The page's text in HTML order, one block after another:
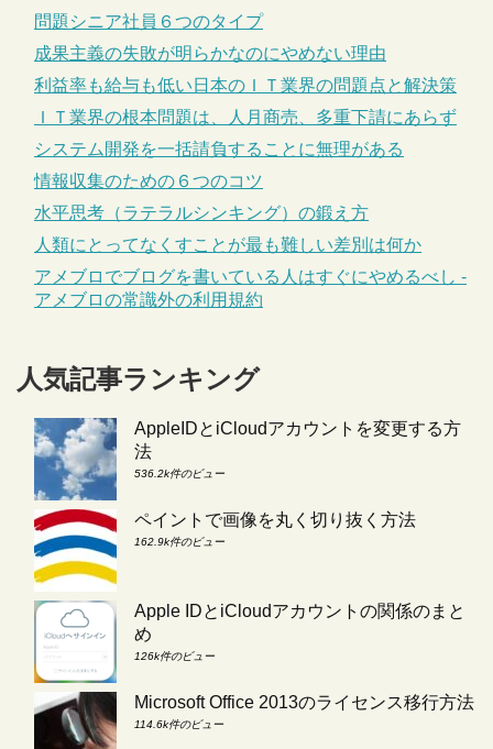
問題シニア社員６つのタイプ
成果主義の失敗が明らかなのにやめない理由
利益率も給与も低い日本のＩＴ業界の問題点と解決策
ＩＴ業界の根本問題は、人月商売、多重下請にあらず
システム開発を一括請負することに無理がある
情報収集のための６つのコツ
水平思考（ラテラルシンキング）の鍛え方
人類にとってなくすことが最も難しい差別は何か
アメブロでブログを書いている人はすぐにやめるべし -
アメブロの常識外の利用規約
人気記事ランキング
AppleIDとiCloudアカウントを変更する方
法
536.2k件のビュー
ペイントで画像を丸く切り抜く方法
162.9k件のビュー
Apple IDとiCloudアカウントの関係のまと
め
126k件のビュー
Microsoft Office 2013のライセンス移行方法
114.6k件のビュー